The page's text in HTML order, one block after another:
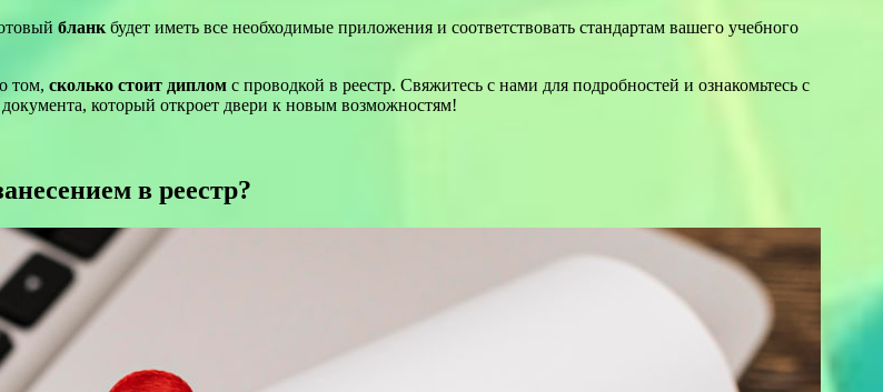
бланк будет иметь все необходимые приложения и соответствовать стандартам вашего учебного
том, сколько стоит диплом с проводкой в реестр. Свяжитесь с нами для подробностей и ознакомьтесь с
который откроет двери к новым возможностям!
в реестр?